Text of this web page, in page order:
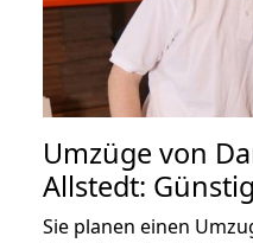
Umzüge von
Allstedt:
Sie planen einen